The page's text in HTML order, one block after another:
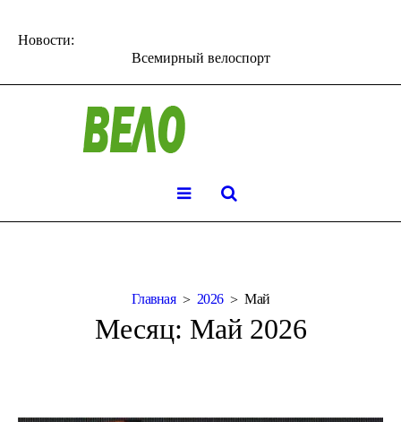
Новости:
Всемирный велоспорт
Главная 2026 Май
Месяц: Май 2026